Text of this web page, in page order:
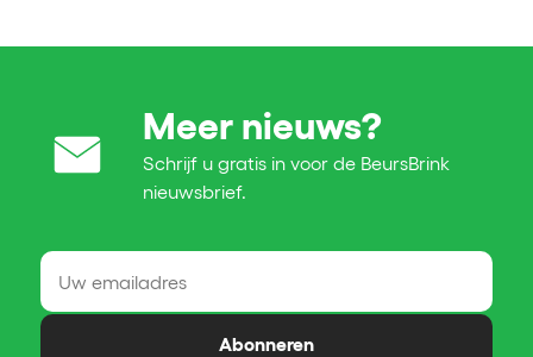
Meer nieuws?
Schrijf u gratis in voor de BeursBrink
nieuwsbrief.
Abonneren